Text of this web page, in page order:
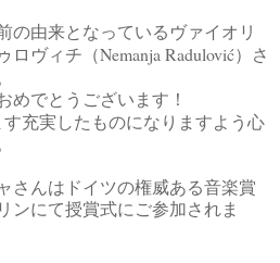
の由来となっているヴァイオリ
ロヴィチ（Nemanja Radulović）さ
めでとうございます！
充実したものになりますよう心
さんはドイツの権威ある音楽賞
ンにて授賞式にご参加されま